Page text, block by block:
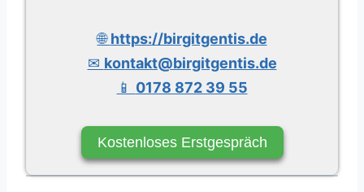
🌐https://birgitgentis.de
✉ kontakt@birgitgentis.de
📱 0178 872 39 55
Kostenloses Erstgespräch